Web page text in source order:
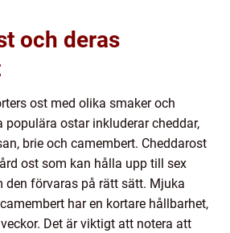
och deras
ost med olika smaker och
populära ostar inkluderar cheddar,
brie och camembert. Cheddarost
ost som kan hålla upp till sex
den förvaras på rätt sätt. Mjuka
har en kortare hållbarhet,
Det är viktigt att notera att